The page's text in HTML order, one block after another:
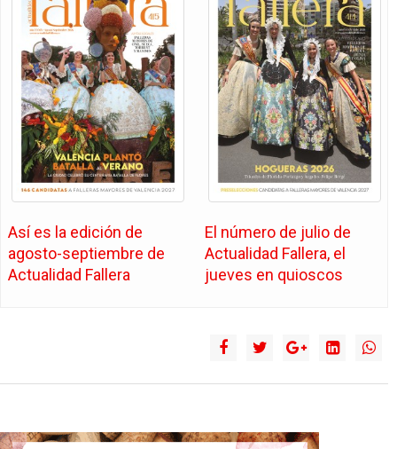
Así es la edición de
agosto-septiembre de
Actualidad Fallera
El número de julio de
Actualidad Fallera, el
jueves en quioscos